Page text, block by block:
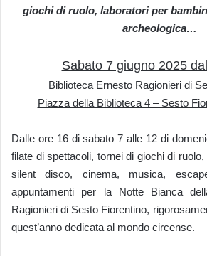
giochi di ruolo, laboratori per
archeologica…
Sabato 7 giugno 2025
Biblioteca Ernesto Ragionieri di
Piazza della Biblioteca 4 – Sesto
Dalle ore 16 di sabato 7 alle 12 di
filate di spettacoli, tornei di giochi di
silent disco, cinema, musica,
appuntamenti per la Notte Bianca
Ragionieri di Sesto Fiorentino,
quest’anno dedicata al mondo circense.